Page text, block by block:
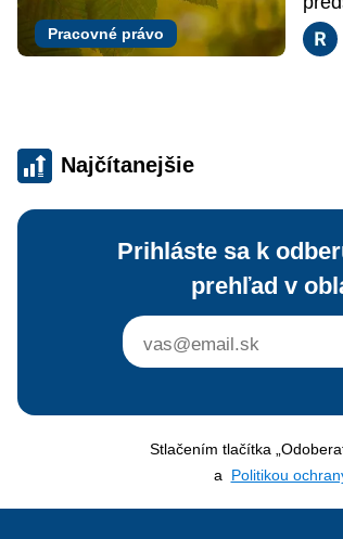
Pracovné právo
v
Najčítanejšie
Prihláste sa k
prehľad v
Stlačením tlačítka
a Politikou